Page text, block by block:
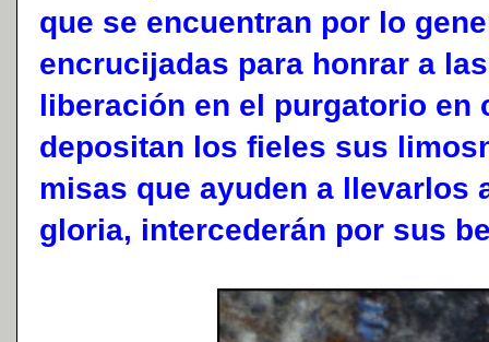
que se encuentran por lo
encrucijadas para honrar a
liberación en el purgatorio en
depositan los fieles sus
misas que ayuden a llevarlos
gloria, intercederán por sus